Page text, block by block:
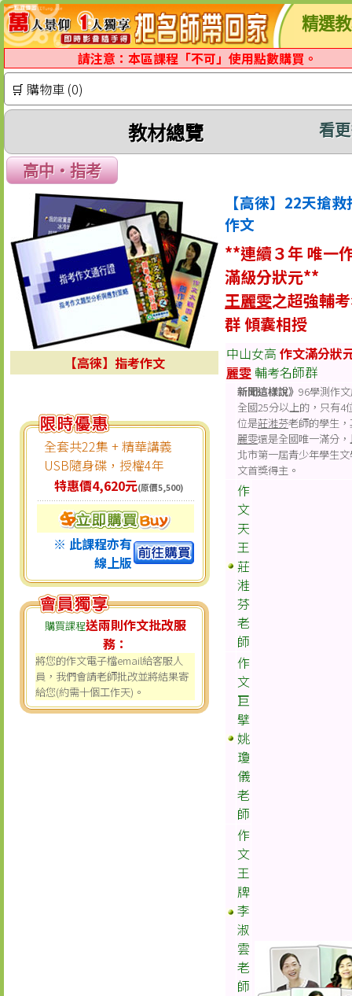
精選
請注意：本區課程「不可」使用點數購買。
🛒 購物車 (0)
教材總覽 看
高中‧指考
【高徠】指考作文
全套共22集 + 精華講義
USB隨身碟，授權4年
特惠價4,620元(原價5,500)
※ 此課程亦有
線上版
購買課程送兩則作文批改服
務：
將您的作文電子檔email給客服人
員，我們會請老師批改並將結果寄
給您(約需十個工作天)。
【高徠】22天搶
作文
**連續３年 唯一
滿級分狀元**
王麗雯之超強輔
群 傾囊相授
中山女高 作文滿分狀
麗雯 輔考名師群
新聞這樣說》 96學測作
全國25分以上的，只有4
位是莊溎芬老師的學生
麗雯還是全國唯一滿分
北市第一屆青少年學生
文首獎得主。
作
文
天
王
莊
溎
芬
老
師
作
文
巨
擘
姚
瓊
儀
老
師
作
文
王
牌
李
淑
雲
老
師